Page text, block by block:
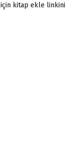
kitap ekle linkini